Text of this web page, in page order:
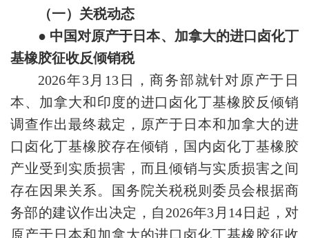
（一）关税动态
● 中国对原产于日本、加拿大的进口卤化丁
基橡胶征收反倾销税
2026年3月13日，商务部就针对原产于日
本、加拿大和印度的进口卤化丁基橡胶反倾销
调查作出最终裁定，原产于日本和加拿大的进
口卤化丁基橡胶存在倾销，国内卤化丁基橡胶
产业受到实质损害，而且倾销与实质损害之间
存在因果关系。国务院关税税则委员会根据商
务部的建议作出决定，自2026年3月14日起，对
原产于日本和加拿大的进口卤化丁基橡胶征收